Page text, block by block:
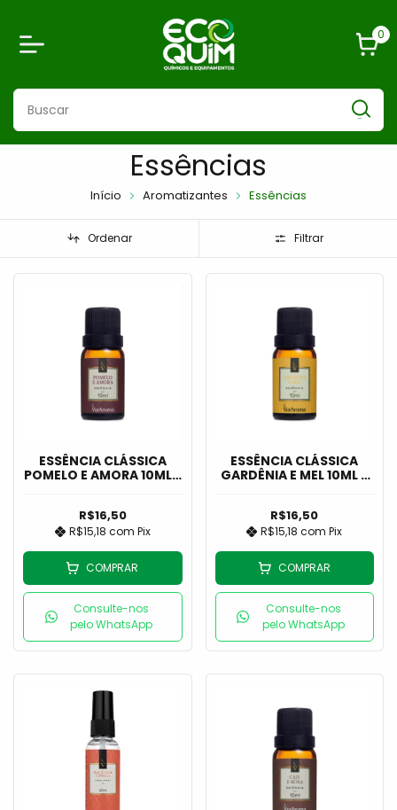
0
Essências
Início Aromatizantes Essências
Ordenar Filtrar
ESSÊNCIA CLÁSSICA
POMELO E AMORA 10ML -
R$16,50
R$15,18 com Pix
COMPRAR
Consulte-nos
pelo WhatsApp
ESSÊNCIA CLÁSSICA
GARDÊNIA E MEL 10ML -
R$16,50
R$15,18com Pix
COMPRAR
Consulte-nos
pelo WhatsApp